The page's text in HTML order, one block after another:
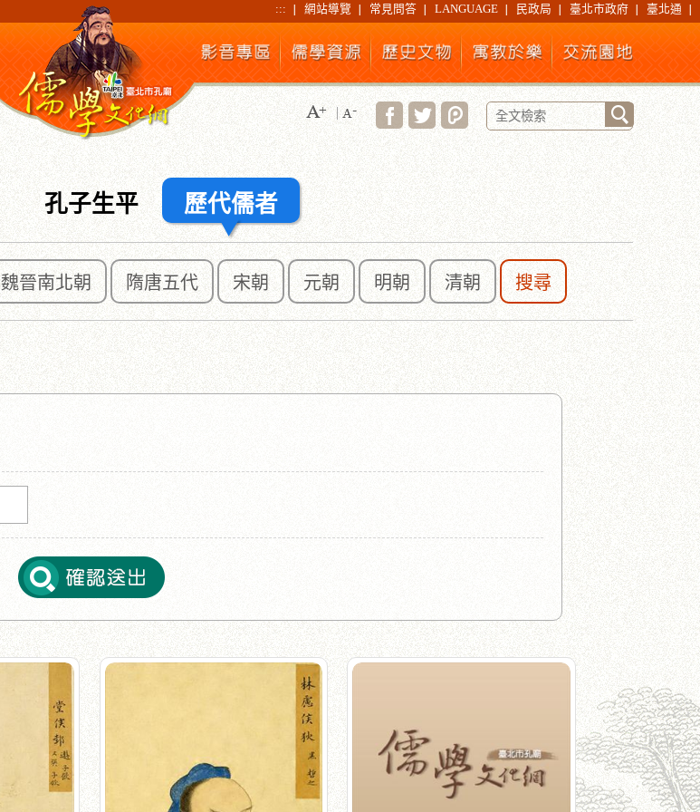
::: 網站導覽 常見問答 LANGUAGE 民政局 臺北市政府 臺北通
孔子生平 歷代儒者
魏晉南北朝 隋唐五代 宋朝 元朝 明朝 清朝 搜尋